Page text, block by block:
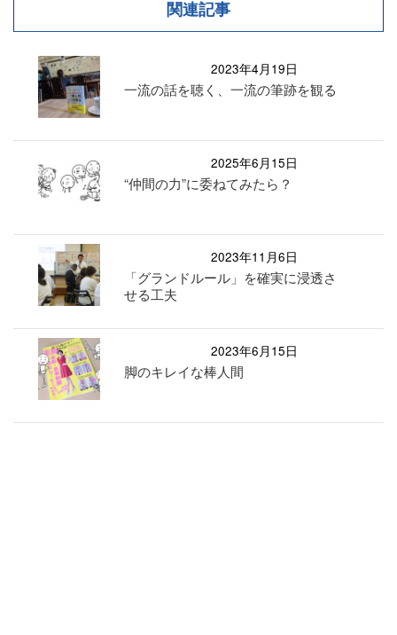
関連記事
2023年4月19日
一流の話を聴く、一流の筆跡を観る
2025年6月15日
“仲間の力”に委ねてみたら？
2023年11月6日
「グランドルール」を確実に浸透さ
せる工夫
2023年6月15日
脚のキレイな棒人間